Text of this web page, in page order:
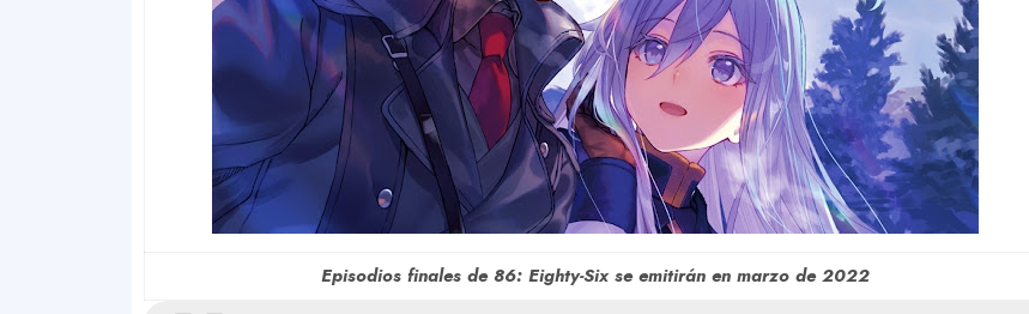
Episodios finales de 86: Eighty-Six se emitirán en marzo de 2022